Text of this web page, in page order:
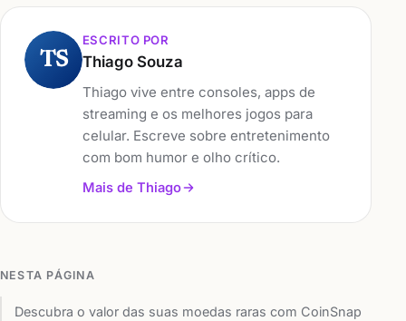
TS
ESCRITO POR
Thiago Souza
Thiago vive entre consoles, apps de
streaming e os melhores jogos para
celular. Escreve sobre entretenimento
com bom humor e olho crítico.
Mais de Thiago
NESTA PÁGINA
Descubra o valor das suas moedas raras com CoinSnap